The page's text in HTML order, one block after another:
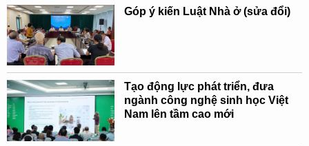
Góp ý kiến Luật Nhà ở (sửa đổi)
Tạo động lực phát triển, đưa
ngành công nghệ sinh học Việt
Nam lên tầm cao mới